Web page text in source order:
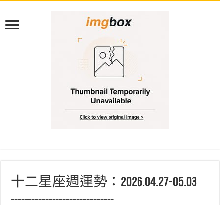
十二星座週運勢：2026.04.27-05.03
==============================